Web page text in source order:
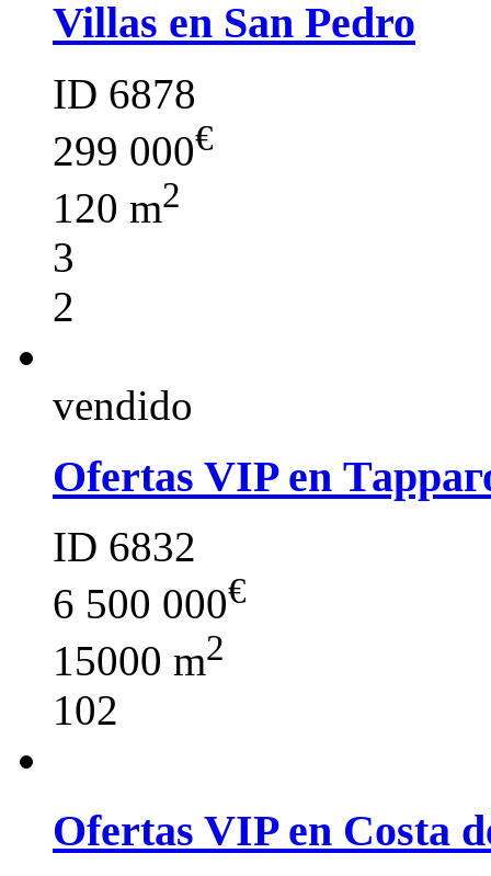
Villas en San Pedro
ID 6878
299 000€
120 m2
3
2
vendido
Ofertas VIP en
ID 6832
6 500 000€
15000 m2
102
Ofertas VIP en Costa